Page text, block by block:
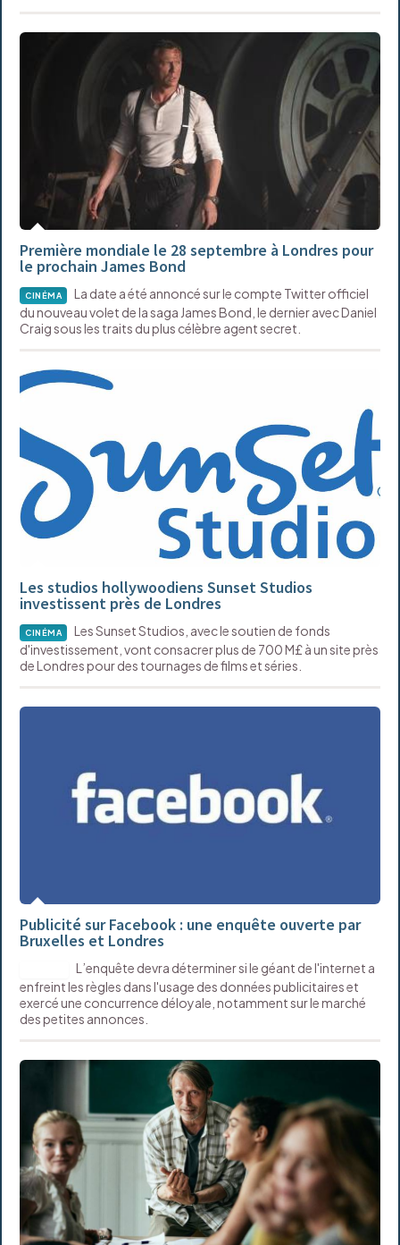
Première mondiale le 28 septembre à Londres pour
le prochain James Bond
CINÉMA
La date a été annoncé sur le compte Twitter officiel
du nouveau volet de la saga James Bond, le dernier avec Daniel
Craig sous les traits du plus célèbre agent secret.
Les studios hollywoodiens Sunset Studios
investissent près de Londres
CINÉMA
Les Sunset Studios, avec le soutien de fonds
d'investissement, vont consacrer plus de 700 M£ à un site près
de Londres pour des tournages de films et séries.
Publicité sur Facebook : une enquête ouverte par
Bruxelles et Londres
L’enquête devra déterminer si le géant de l'internet a
enfreint les règles dans l'usage des données publicitaires et
exercé une concurrence déloyale, notamment sur le marché
des petites annonces.